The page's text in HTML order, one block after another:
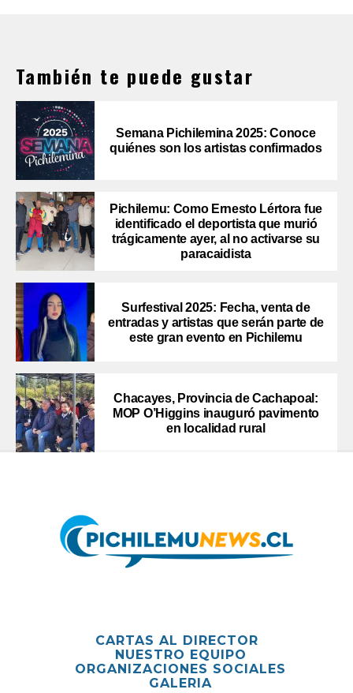
También te puede gustar
Semana Pichilemina 2025: Conoce
quiénes son los artistas confirmados
Pichilemu: Como Ernesto Lértora fue
identificado el deportista que murió
trágicamente ayer, al no activarse su
paracaidista
Surfestival 2025: Fecha, venta de
entradas y artistas que serán parte de
este gran evento en Pichilemu
Chacayes, Provincia de Cachapoal:
MOP O’Higgins inauguró pavimento
en localidad rural
CARTAS AL DIRECTOR
NUESTRO EQUIPO
ORGANIZACIONES SOCIALES
GALERIA